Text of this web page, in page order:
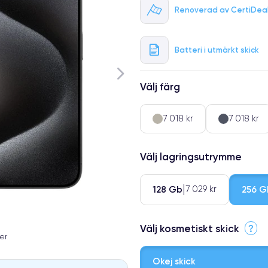
Renoverad av
Batteri i utmärkt skick
Välj färg
7 018 kr 7 018 kr
Välj lagringsutrymme
128 Gb 7 029 kr 256
Välj kosmetiskt skick ?
Okej skick